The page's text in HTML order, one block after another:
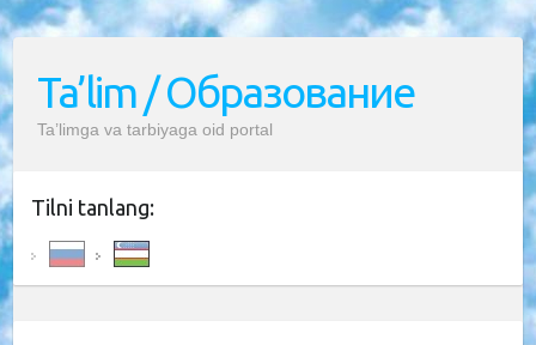
Ta’lim / Образование
Ta’limga va tarbiyaga oid portal
Tilni tanlang: